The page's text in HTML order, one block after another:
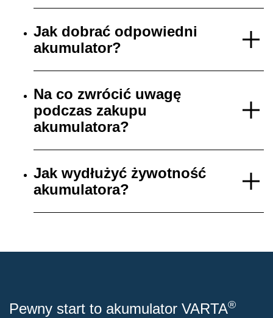
Jak dobrać odpowiedni
akumulator?
Na co zwrócić uwagę
podczas zakupu
akumulatora?
Jak wydłużyć żywotność
akumulatora?
Pewny start to akumulator VARTA®